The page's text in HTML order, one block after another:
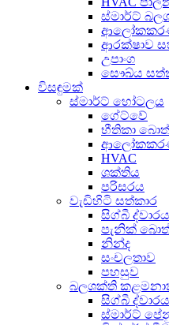
ස්මාර්ට්
ආරක්ෂාව
උපාංග
සෞඛ්ය
විසඳුමක්
ස්මාර්ට් හෝටලය
ගේට්වේ
භීතිකා
HVAC
ශක්තිය
පරිසරය
වැඩිහිටි සත්කාර
සිග්බී ද්වාරය
පැනික්
නින්ද
සංචලතාව
පහසුව
බලශක්ති
සිග්බී ද්වාරය
ස්මාර්ට්